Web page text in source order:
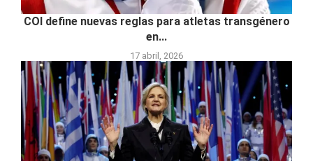
COI define nuevas reglas para atletas transgénero
en...
17 abril, 2026